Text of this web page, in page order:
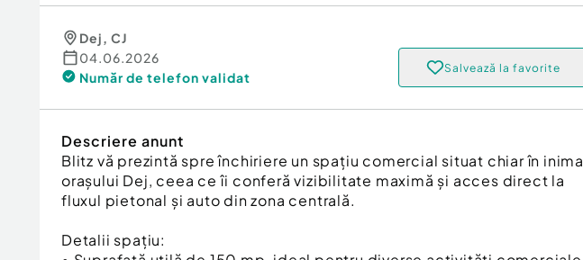
Dej, CJ
04.06.2026
Număr de telefon validat
Salvează la favorite
Descriere anunt
Blitz vă prezintă spre închiriere un spațiu comercial situat chiar în inima
orașului Dej, ceea ce îi conferă vizibilitate maximă și acces direct la
fluxul pietonal și auto din zona centrală.
Detalii spațiu: